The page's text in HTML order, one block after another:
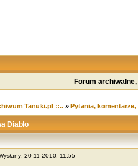
Forum
Tanuki.pl ::..» Pytania,
Diablo
20-11-2010, 11:55